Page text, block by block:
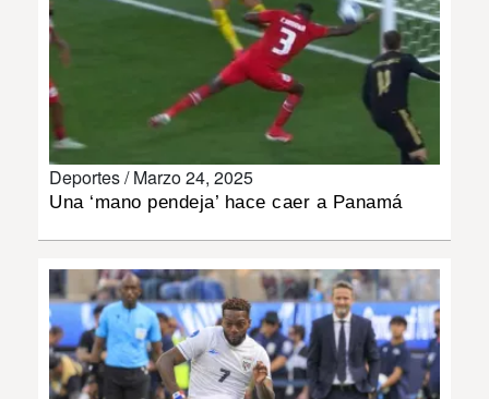
POLÍTICA
DEPORTES
MUNDO
INSÓLITAS
MULTIMEDIA
Deportes /Marzo 24, 2025
Una ‘mano pendeja’ hace caer a Panamá